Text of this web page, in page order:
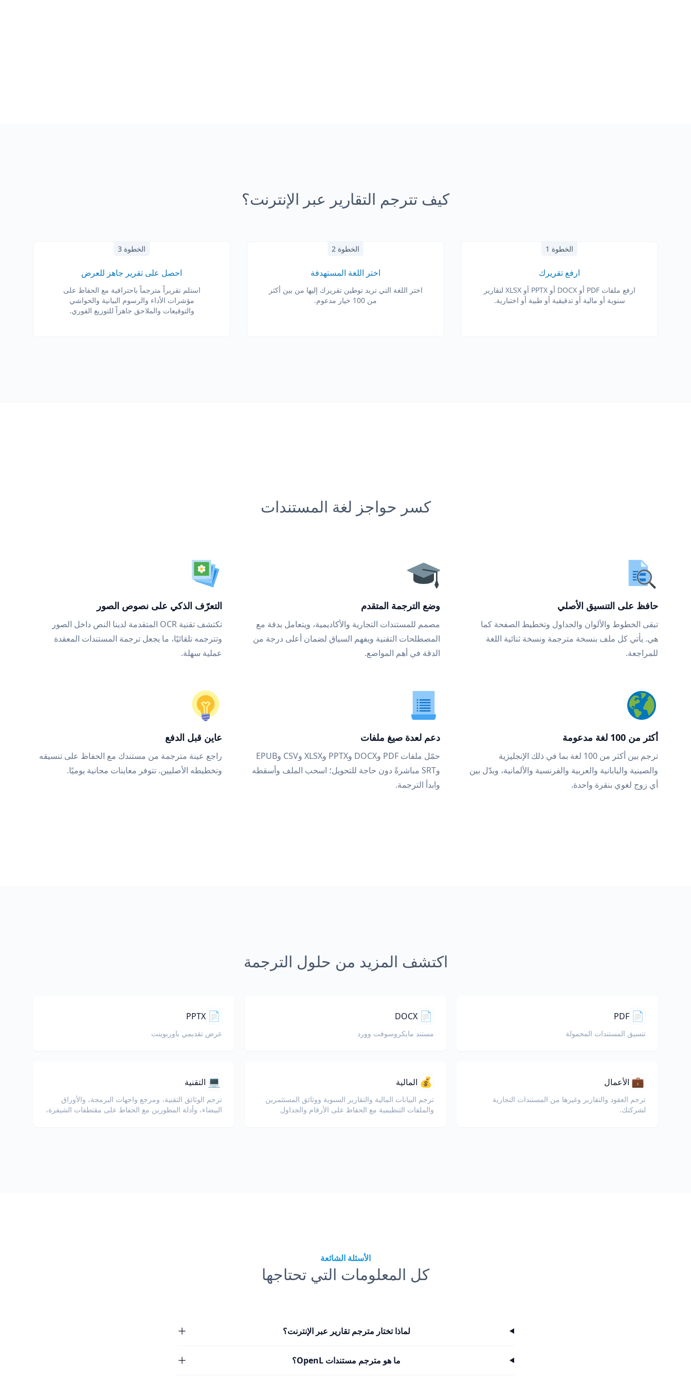
كيف تترجم التقارير عبر الإنترنت؟
الخطوة 1
ارفع تقريرك
ارفع ملفات PDF أو DOCX أو PPTX أو XLSX لتقارير
سنوية أو مالية أو تدقيقية أو طبية أو اختبارية.
الخطوة 2
اختر اللغة المستهدفة
اختر اللغة التي تريد توطين تقريرك إليها من بين أكثر
من 100 خيار مدعوم.
الخطوة 3
احصل على تقرير جاهز للعرض
استلم تقريراً مترجماً باحترافية مع الحفاظ على
مؤشرات الأداء والرسوم البيانية والحواشي
والتوقيعات والملاحق جاهزاً للتوزيع الفوري.
كسر حواجز لغة المستندات
حافظ على التنسيق الأصلي
تبقى الخطوط والألوان والجداول وتخطيط الصفحة كما
هي. يأتي كل ملف بنسخة مترجمة ونسخة ثنائية اللغة
للمراجعة.
وضع الترجمة المتقدم
مصمم للمستندات التجارية والأكاديمية، ويتعامل بدقة مع
المصطلحات التقنية ويفهم السياق لضمان أعلى درجة من
الدقة في أهم المواضع.
التعرّف الذكي على نصوص الصور
تكتشف تقنية OCR المتقدمة لدينا النص داخل الصور
وتترجمه تلقائيًا، ما يجعل ترجمة المستندات المعقدة
عملية سهلة.
أكثر من 100 لغة مدعومة
ترجم بين أكثر من 100 لغة بما في ذلك الإنجليزية
والصينية واليابانية والعربية والفرنسية والألمانية، وبدّل بين
أي زوج لغوي بنقرة واحدة.
دعم لعدة صيغ ملفات
حمّل ملفات PDF وDOCX وPPTX وXLSX وCSV وEPUB
وSRT مباشرةً دون حاجة للتحويل؛ اسحب الملف وأسقطه
وابدأ الترجمة.
عاين قبل الدفع
راجع عينة مترجمة من مستندك مع الحفاظ على تنسيقه
وتخطيطه الأصليين. تتوفر معاينات مجانية يوميًا.
اكتشف المزيد من حلول الترجمة
📄
PDF
تنسيق المستندات المحمولة
📄
DOCX
مستند مايكروسوفت وورد
📄
PPTX
عرض تقديمي باوربوينت
💼 الأعمال
ترجم العقود والتقارير وغيرها من المستندات التجارية
لشركتك.
💰 المالية
ترجم البيانات المالية والتقارير السنوية ووثائق المستثمرين
والملفات التنظيمية مع الحفاظ على الأرقام والجداول
💻 التقنية
ترجم الوثائق التقنية، ومرجع واجهات البرمجة، والأوراق
البيضاء، وأدلة المطورين مع الحفاظ على مقتطفات الشيفرة،
الأسئلة الشائعة
كل المعلومات التي تحتاجها
لماذا تختار مترجم تقارير عبر الإنترنت؟
ما هو مترجم مستندات OpenL؟